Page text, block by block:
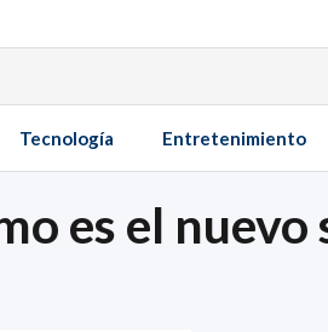
Tecnología Entretenimiento
es el